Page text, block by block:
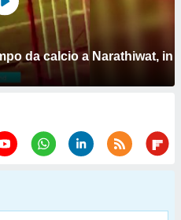
da calcio a Narathiwat, in